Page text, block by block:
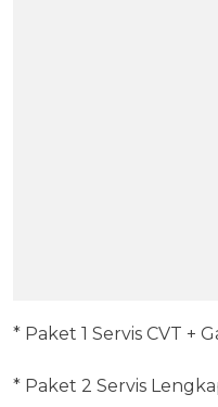
* Paket 1 Servis CVT +
* Paket 2 Servis